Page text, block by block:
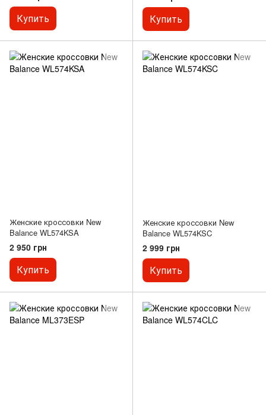
Купить Купить
Женские кроссовки New
Balance WL574KSA
2 950 грн
Купить
Женские кроссовки New
Balance WL574KSC
2 999 грн
Купить